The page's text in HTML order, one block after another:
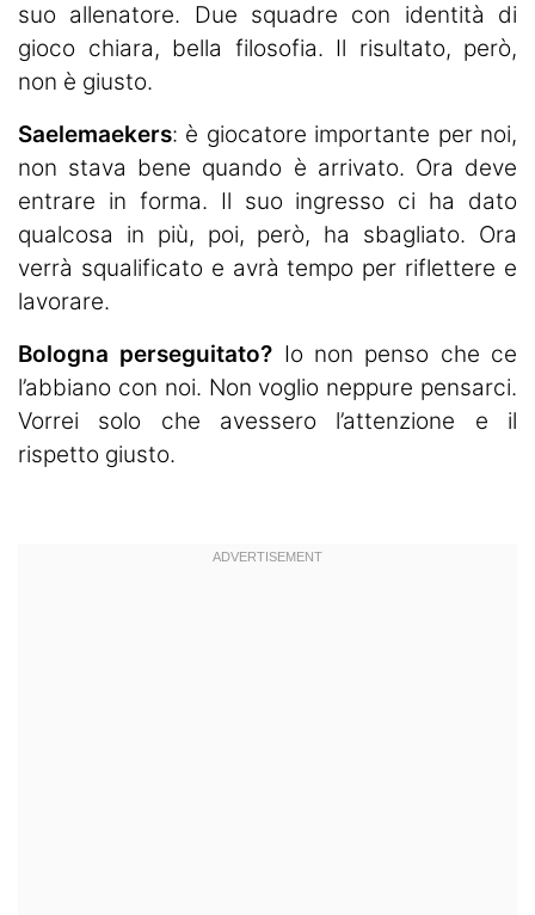
suo allenatore. Due squadre con identità di
gioco chiara, bella filosofia. Il risultato, però,
non è giusto.
Saelemaekers: è giocatore importante per noi,
non stava bene quando è arrivato. Ora deve
entrare in forma. Il suo ingresso ci ha dato
qualcosa in più, poi, però, ha sbagliato. Ora
verrà squalificato e avrà tempo per riflettere e
lavorare.
Bologna perseguitato? Io non penso che ce
l’abbiano con noi. Non voglio neppure pensarci.
Vorrei solo che avessero l’attenzione e il
rispetto giusto.